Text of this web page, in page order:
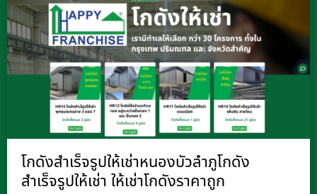
โกดังสำเร็จรูปให้เช่าหนองบัวลำภูโกดัง
สำเร็จรูปให้เช่า ให้เช่าโกดังราคาถูก